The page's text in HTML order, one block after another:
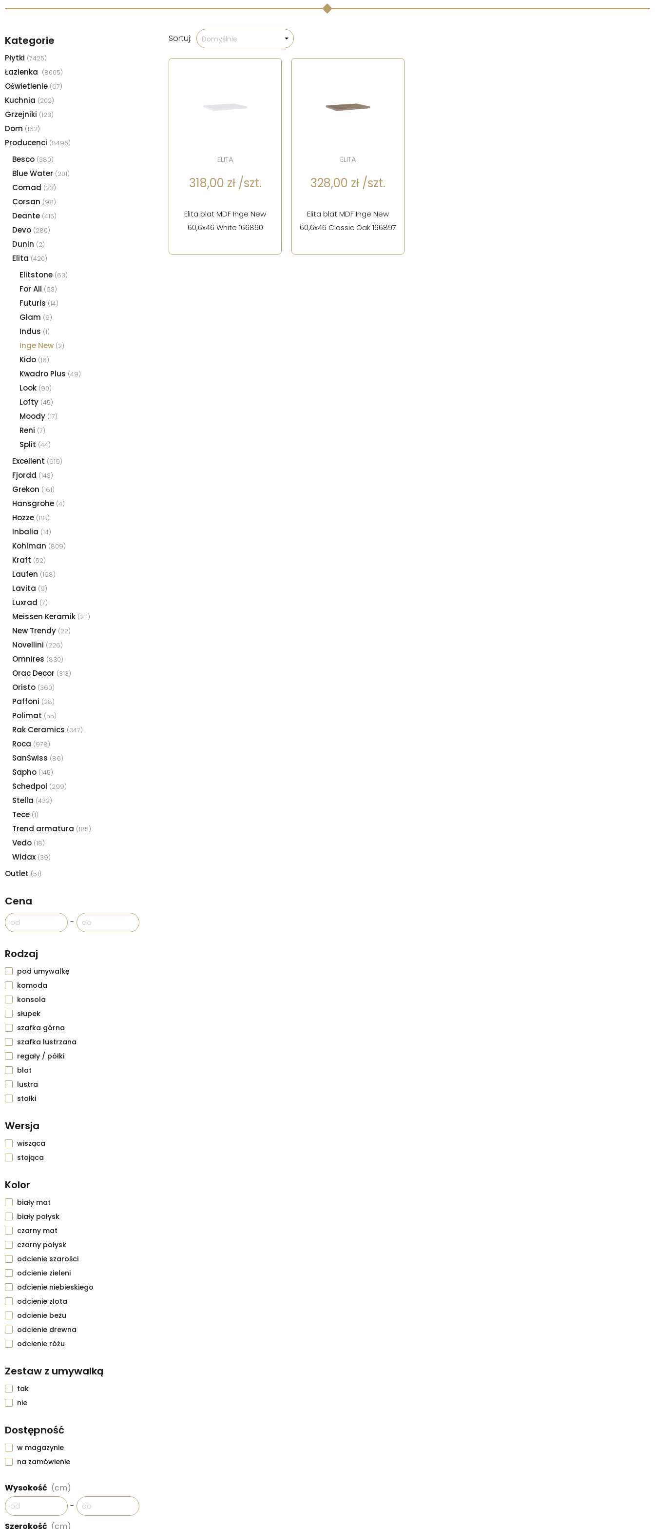
Kategorie
Płytki (7425)
Łazienka (8005)
Oświetlenie (67)
Kuchnia (202)
Grzejniki (123)
Dom (162)
Producenci (8495)
Besco (380)
Blue Water (201)
Comad (23)
Corsan (98)
Deante (415)
Devo (280)
Dunin (2)
Elita (420)
Elitstone (63)
For All (63)
Futuris (14)
Glam (9)
Indus (1)
Inge New (2)
Kido (16)
Kwadro Plus (49)
Look (90)
Lofty (45)
Moody (17)
Reni (7)
Split (44)
Excellent (619)
Fjordd (143)
Grekon (161)
Hansgrohe (4)
Hozze (88)
Inbalia (14)
Kohlman (809)
Kraft (52)
Laufen (198)
Lavita (9)
Luxrad (7)
Meissen Keramik (211)
New Trendy (22)
Novellini (226)
Omnires (830)
Orac Decor (313)
Oristo (360)
Paffoni (28)
Polimat (55)
Rak Ceramics (347)
Roca (978)
SanSwiss (86)
Sapho (145)
Schedpol (299)
Stella (432)
Tece (1)
Trend armatura (185)
Vedo (18)
Widax (39)
Outlet (51)
Cena
-
Rodzaj
pod umywalkę
komoda
konsola
słupek
szafka górna
szafka lustrzana
regały / półki
blat
lustra
stołki
Wersja
wisząca
stojąca
Kolor
biały mat
biały połysk
czarny mat
czarny połysk
odcienie szarości
odcienie zieleni
odcienie niebieskiego
odcienie złota
odcienie beżu
odcienie drewna
odcienie różu
Zestaw z umywalką
tak
nie
Dostępność
w magazynie
na zamówienie
Wysokość (cm)
-
Szerokość (cm)
Sortuj: Domyślnie
ELITA
318,00 zł /szt.
Elita blat MDF Inge New
60,6x46 White 166890
ELITA
328,00 zł /szt.
Elita blat MDF Inge New
60,6x46 Classic Oak 166897